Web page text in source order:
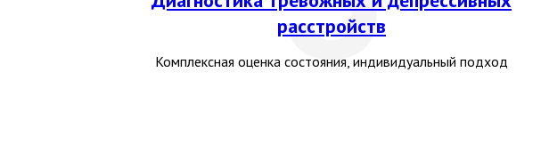
расстройств
Комплексная оценка состояния, индивидуальный подход